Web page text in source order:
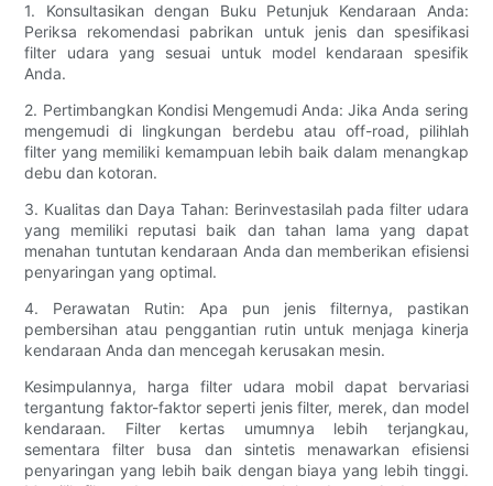
1. Konsultasikan dengan Buku Petunjuk Kendaraan Anda:
Periksa rekomendasi pabrikan untuk jenis dan spesifikasi
filter udara yang sesuai untuk model kendaraan spesifik
Anda.
2. Pertimbangkan Kondisi Mengemudi Anda: Jika Anda sering
mengemudi di lingkungan berdebu atau off-road, pilihlah
filter yang memiliki kemampuan lebih baik dalam menangkap
debu dan kotoran.
3. Kualitas dan Daya Tahan: Berinvestasilah pada filter udara
yang memiliki reputasi baik dan tahan lama yang dapat
menahan tuntutan kendaraan Anda dan memberikan efisiensi
penyaringan yang optimal.
4. Perawatan Rutin: Apa pun jenis filternya, pastikan
pembersihan atau penggantian rutin untuk menjaga kinerja
kendaraan Anda dan mencegah kerusakan mesin.
Kesimpulannya, harga filter udara mobil dapat bervariasi
tergantung faktor-faktor seperti jenis filter, merek, dan model
kendaraan. Filter kertas umumnya lebih terjangkau,
sementara filter busa dan sintetis menawarkan efisiensi
penyaringan yang lebih baik dengan biaya yang lebih tinggi.